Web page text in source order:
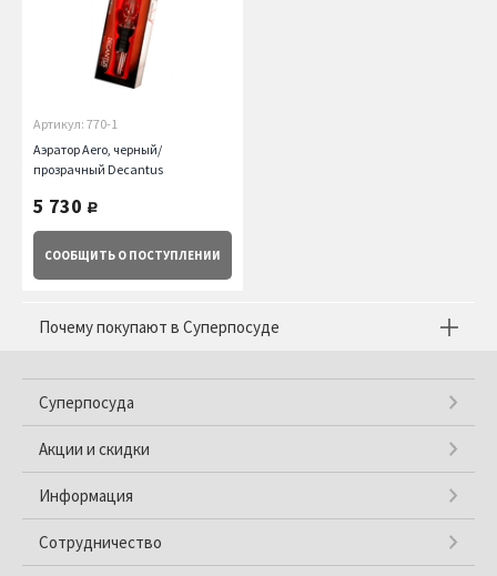
Артикул: 770-1
Аэратор Aero, черный/
прозрачный Decantus
5 730 руб.
СООБЩИТЬ О ПОСТУПЛЕНИИ
Почему покупают в Суперпосуде
Суперпосуда
Акции и скидки
Информация
Сотрудничество